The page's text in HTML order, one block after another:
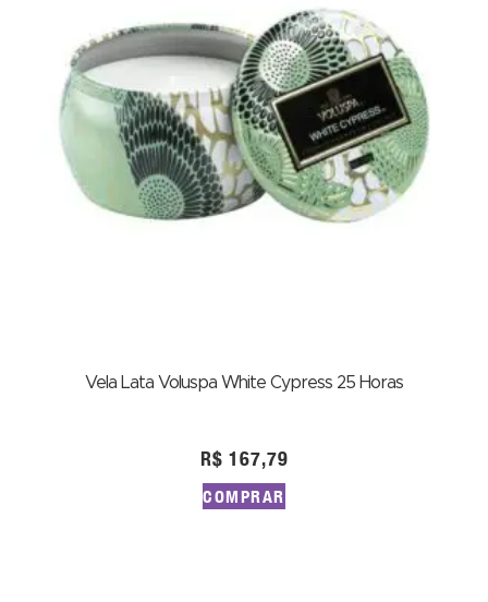
Vela Lata Voluspa White Cypress 25 Horas
R$ 167,79
COMPRAR